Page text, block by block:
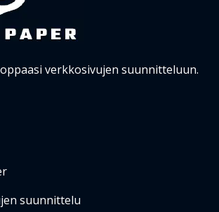
verkkosivujen suunnitteluun.
suunnittelu